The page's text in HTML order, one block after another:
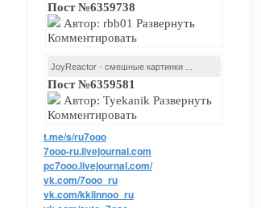
Пост №6359738
Автор: rbb01 Развернуть
Комментировать
JoyReactor - смешные картинки ...
Пост №6359581
Автор: Tyekanik Развернуть
Комментировать
t.me/s/ru7ooo
7ooo-ru.livejournal.com
pc7ooo.livejournal.com/
vk.com/7ooo_ru
vk.com/kkiinnoo_ru